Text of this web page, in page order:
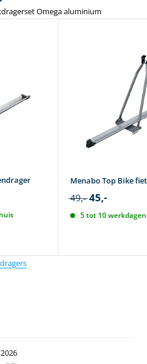
Omega aluminium
Menabo Top Bike
49,- 45,-
5 tot 10